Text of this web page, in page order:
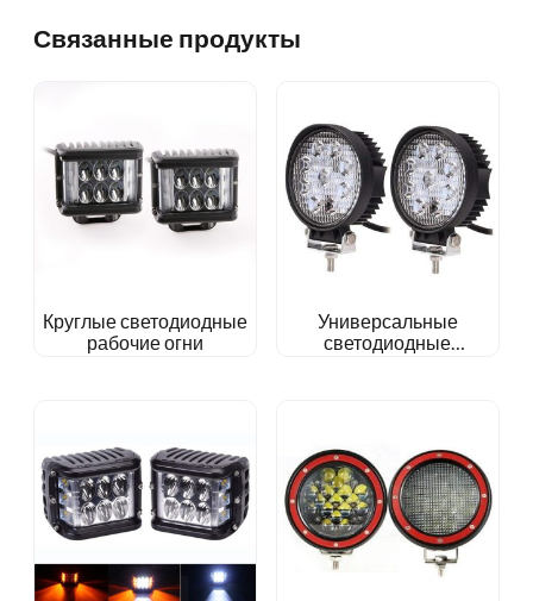
Связанные продукты
Круглые светодиодные
рабочие огни
Универсальные
светодиодные